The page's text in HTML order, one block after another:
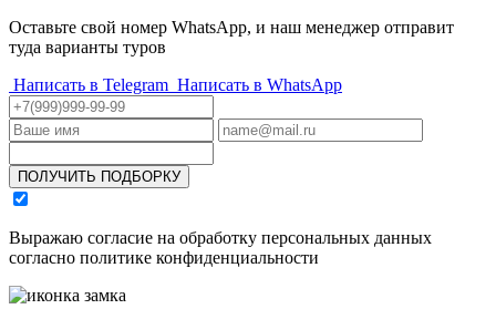
Оставьте свой номер WhatsApp, и наш менеджер отправит
туда варианты туров
Написать в Telegram Написать в WhatsApp
ПОЛУЧИТЬ ПОДБОРКУ
Выражаю согласие на обработку персональных данных
согласно политике конфиденциальности